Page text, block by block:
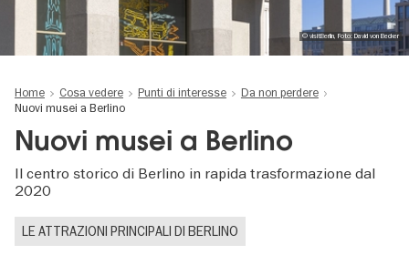
© visitBerlin, Foto: David von Becker
Home Cosa vedere Punti di interesse
Da non perdere
Nuovi musei a Berlino
Nuovi musei a Berlino
Il centro storico di Berlino in rapida trasformazione dal
2020
LE ATTRAZIONI PRINCIPALI DI BERLINO